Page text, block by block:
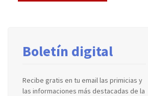
Boletín digital
Recibe gratis en tu email las primicias y
las informaciones más destacadas de la